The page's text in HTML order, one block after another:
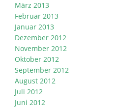
März 2013
Februar 2013
Januar 2013
Dezember 2012
November 2012
Oktober 2012
September 2012
August 2012
Juli 2012
Juni 2012